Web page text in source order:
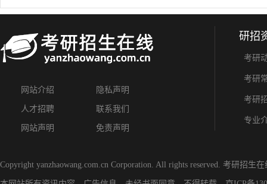
网站介绍 隐私声明
人才招聘 联系我们
网站声明 免责声明
研招
考研
考研
考研
专业
Copyright yanzhaowang.com.cn Corporation. All rights reserved. 考研招生在